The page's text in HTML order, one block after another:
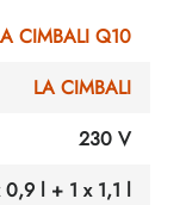
CIMBALI Q10
LA CIMBALI
230 V
0,9 l + 1 x 1,1 l